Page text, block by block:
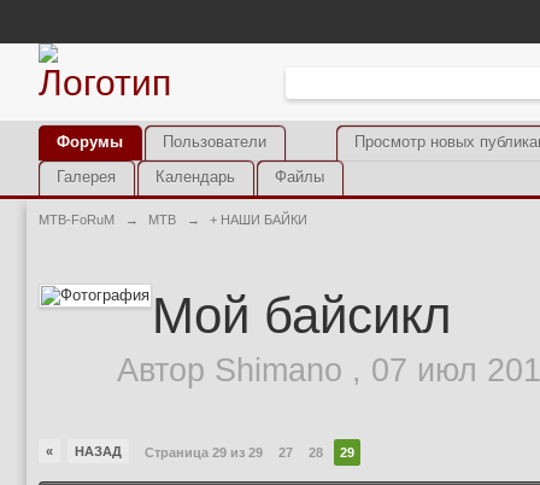
Просмотр новых
Форумы
Пользователи
Галерея
Календарь Файлы
MTB-FoRuM → MTB → + НАШИ БАЙКИ
Мой байсикл
Автор Shimano , 07 июл
« НАЗАД Страница 29 из 29 27 28 29